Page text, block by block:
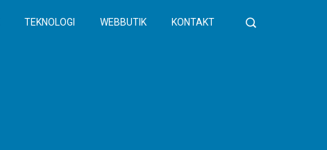
TEKNOLOGI WEBBUTIK KONTAKT